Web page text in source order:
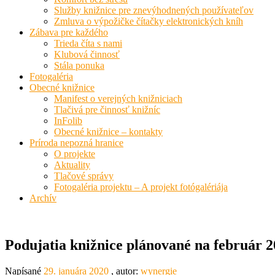
Služby knižnice pre znevýhodnených používateľov
Zmluva o výpožičke čítačky elektronických kníh
Zábava pre každého
Trieda číta s nami
Klubová činnosť
Stála ponuka
Fotogaléria
Obecné knižnice
Manifest o verejných knižniciach
Tlačivá pre činnosť knižníc
InFolib
Obecné knižnice – kontakty
Príroda nepozná hranice
O projekte
Aktuality
Tlačové správy
Fotogaléria projektu – A projekt fotógalériája
Archív
Podujatia knižnice plánované na február
Napísané 29. januára 2020 , autor: wynergie